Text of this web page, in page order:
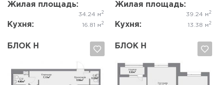
Жилая площадь:
34.24 м 2
Кухня: 16.81 м 2
Жилая площадь:
39.24 м 2
Кухня: 13.38 м 2
БЛОК Н БЛОК Н